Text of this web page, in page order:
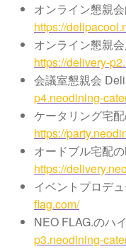
オンライン懇親
https://
オンライン懇親
https://delivery-
会議室懇親会
p4.neodining-
ケータリング宅
https://
オードブル宅配
https://
イベントプロデ
flag.com/
NEO FLAG.のハ
p3.neodining-